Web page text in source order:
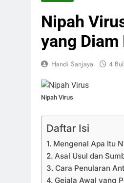
Nipah
yang
Handi Sanjaya 4
Nipah Virus
Daftar Isi
Mengenal Apa Itu
Asal Usul dan
Cara Penularan
Gejala Awal yang